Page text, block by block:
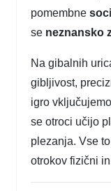
pomembne
se neznansko
Na gibalnih
gibljivost,
igro
se otroci učijo
plezanja. Vse
otrokov fizični